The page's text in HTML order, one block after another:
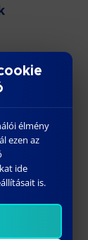
élmény
ezen az
ide
is.